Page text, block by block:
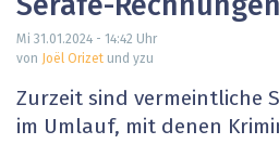
Serafe-Rechnungen
Mi 31.01.2024 - 14:42 Uhr
von
Joël Orizet und yzu
Zurzeit sind vermeintliche
im Umlauf, mit denen